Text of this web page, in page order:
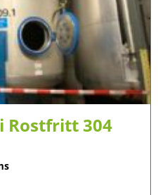
Rostfritt 304